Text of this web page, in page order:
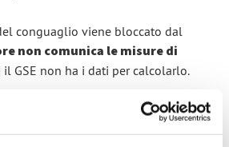
conguaglio viene bloccato dal
non comunica le misure di
GSE non ha i dati per calcolarlo.
possono evitare molto facilmente,
di monitoraggio
My